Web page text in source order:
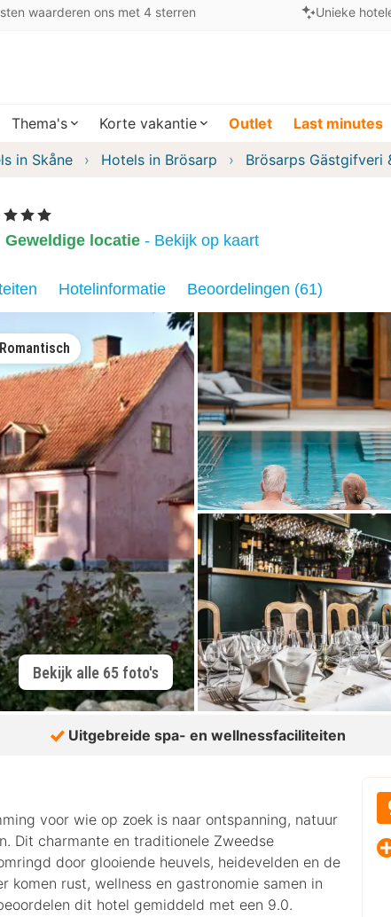
waarderen ons met 4 sterren Unieke
Thema's Korte vakantie Outlet Last minutes
in Skåne Hotels in Brösarp Brösarps Gästgifveri
, 3 Sterren
Geweldige locatie - Bekijk op kaart
Hotelinformatie Beoordelingen (61)
Bekijk alle 65 foto's
Romantisch
Uitgebreide spa- en wellnessfaciliteiten
voor wie op zoek is naar ontspanning, natuur
Dit charmante en traditionele Zweedse
door glooiende heuvels, heidevelden en de
komen rust, wellness en gastronomie samen in
dit hotel gemiddeld met een 9.0.